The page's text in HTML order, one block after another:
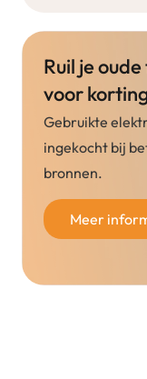
Ruil je
voor
Gebruikte
ingekocht bij
bronnen.
Meer